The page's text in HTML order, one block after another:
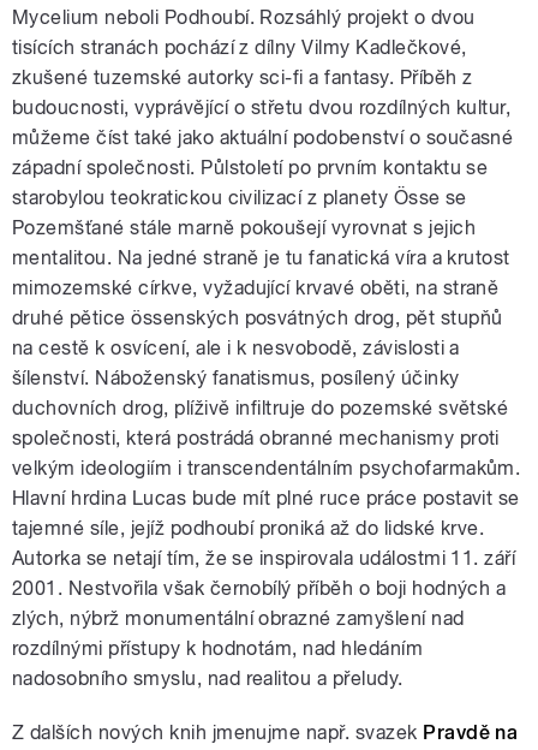
Mycelium neboli Podhoubí. Rozsáhlý projekt o dvou
tisících stranách pochází z dílny Vilmy Kadlečkové,
zkušené tuzemské autorky sci-fi a fantasy. Příběh z
budoucnosti, vyprávějící o střetu dvou rozdílných kultur,
můžeme číst také jako aktuální podobenství o současné
západní společnosti. Půlstoletí po prvním kontaktu se
starobylou teokratickou civilizací z planety Össe se
Pozemšťané stále marně pokoušejí vyrovnat s jejich
mentalitou. Na jedné straně je tu fanatická víra a krutost
mimozemské církve, vyžadující krvavé oběti, na straně
druhé pětice össenských posvátných drog, pět stupňů
na cestě k osvícení, ale i k nesvobodě, závislosti a
šílenství. Náboženský fanatismus, posílený účinky
duchovních drog, plíživě infiltruje do pozemské světské
společnosti, která postrádá obranné mechanismy proti
velkým ideologiím i transcendentálním psychofarmakům.
Hlavní hrdina Lucas bude mít plné ruce práce postavit se
tajemné síle, jejíž podhoubí proniká až do lidské krve.
Autorka se netají tím, že se inspirovala událostmi 11. září
2001. Nestvořila však černobílý příběh o boji hodných a
zlých, nýbrž monumentální obrazné zamyšlení nad
rozdílnými přístupy k hodnotám, nad hledáním
nadosobního smyslu, nad realitou a přeludy.
Z dalších nových knih jmenujme např. svazek Pravdě na